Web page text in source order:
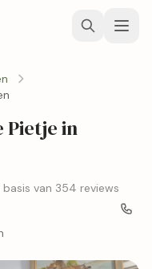
Pietje in
basis van 354 reviews